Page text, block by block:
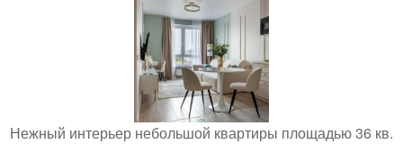
Нежный интерьер небольшой квартиры площадью 36 кв.